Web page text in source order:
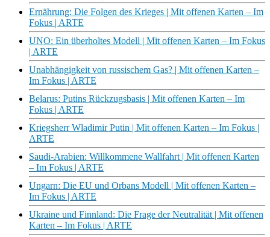
Ernährung: Die Folgen des Krieges | Mit offenen Karten – Im
Fokus | ARTE
UNO: Ein überholtes Modell | Mit offenen Karten – Im Fokus
| ARTE
Unabhängigkeit von russischem Gas? | Mit offenen Karten –
Im Fokus | ARTE
Belarus: Putins Rückzugsbasis | Mit offenen Karten – Im
Fokus | ARTE
Kriegsherr Wladimir Putin | Mit offenen Karten – Im Fokus |
ARTE
Saudi-Arabien: Willkommene Wallfahrt | Mit offenen Karten
– Im Fokus | ARTE
Ungarn: Die EU und Orbans Modell | Mit offenen Karten –
Im Fokus | ARTE
Ukraine und Finnland: Die Frage der Neutralität | Mit offenen
Karten – Im Fokus | ARTE